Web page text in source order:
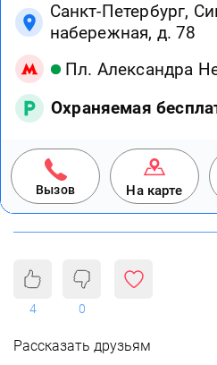
Санкт-Петербург,
набережная, д. 78
Пл. Александра
Охраняемая
Вызов На карте
4 0
Рассказать друзьям